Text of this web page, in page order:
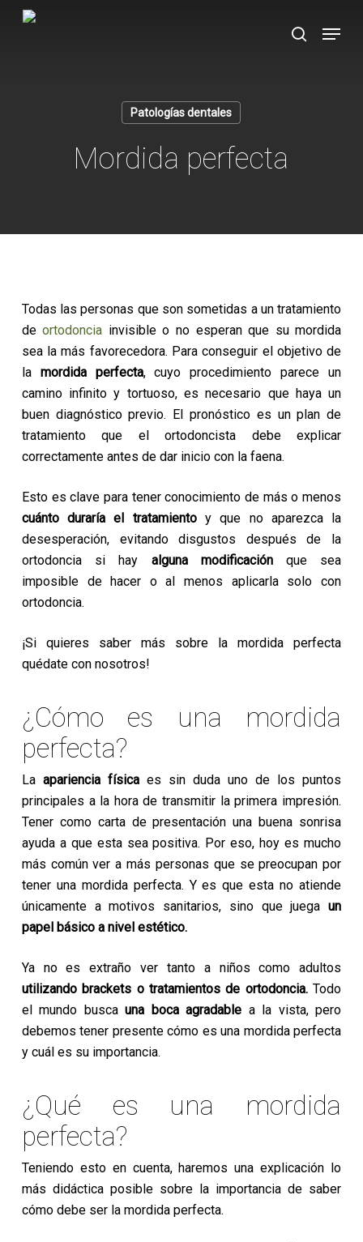
Skip
search
Menu
Patologías dentales
Mordida perfecta
Todas las personas que son sometidas a un tratamiento
deortodoncia invisible o no esperan que su mordida
sea la más favorecedora. Para conseguir el objetivo de
la mordida perfecta, cuyo procedimiento parece un
camino infinito y tortuoso, es necesario que haya un
buen diagnóstico previo. El pronóstico es un plan de
tratamiento que el ortodoncista debe explicar
correctamente antes de dar inicio con la faena.
Esto es clave para tener conocimiento de más o menos
cuánto duraría el tratamientoy que no aparezca la
desesperación, evitando disgustos después de la
ortodoncia si hay alguna modificaciónque sea
imposible de hacer o al menos aplicarla solo con
ortodoncia.
¡Si quieres saber más sobre la mordida perfecta
quédate con nosotros!
¿Cómo es una mordida
perfecta?
La apariencia físicaes sin duda uno de los puntos
principales a la hora de transmitir la primera impresión.
Tener como carta de presentación una buena sonrisa
ayuda a que esta sea positiva. Por eso, hoy es mucho
más común ver a más personas que se preocupan por
tener una mordida perfecta. Y es que esta no atiende
únicamente a motivos sanitarios, sino que juegaun
papel básico a nivel estético.
Ya no es extraño ver tanto a niños como adultos
utilizandobrackets o tratamientos de ortodoncia.Todo
el mundo buscauna boca agradable a la vista, pero
debemos tener presente cómo es una mordida perfecta
y cuál es su importancia.
¿Qué es una mordida
perfecta?
Teniendo esto en cuenta, haremos una explicación lo
más didáctica posible sobre la importancia de saber
cómo debe ser la mordida perfecta.